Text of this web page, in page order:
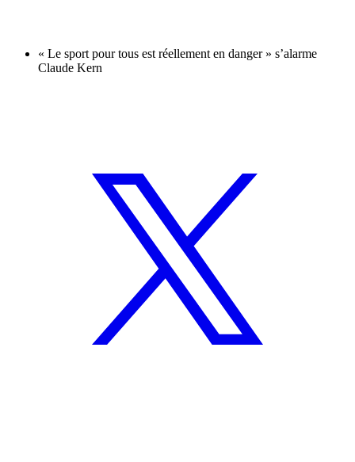
« Le sport pour tous est réellement en danger » s’alarme
Claude Kern